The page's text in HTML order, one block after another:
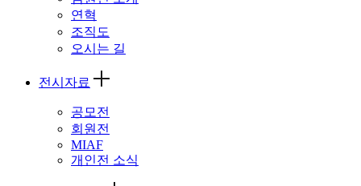
연혁
조직도
오시는 길
전시자료
공모전
회원전
MIAF
개인전 소식